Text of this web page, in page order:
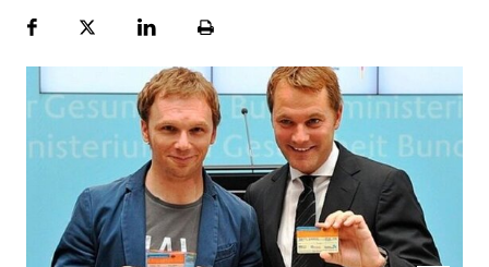
FacebookPlattformLinekdInSeite